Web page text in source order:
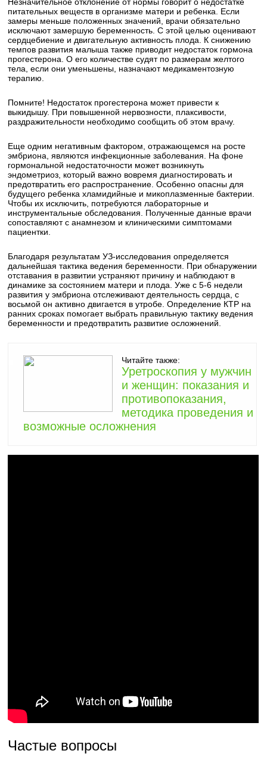
питательных веществ в организме матери и ребенка. Если
замеры меньше положенных значений, врачи обязательно
исключают замершую беременность. С этой целью оценивают
сердцебиение и двигательную активность плода. К снижению
темпов развития малыша также приводит недостаток гормона
прогестерона. О его количестве судят по размерам желтого
тела, если они уменьшены, назначают медикаментозную
терапию.
Помните! Недостаток прогестерона может привести к
выкидышу. При повышенной нервозности, плаксивости,
раздражительности необходимо сообщить об этом врачу.
Еще одним негативным фактором, отражающемся на росте
эмбриона, являются инфекционные заболевания. На фоне
гормональной недостаточности может возникнуть
эндометриоз, который важно вовремя диагностировать и
предотвратить его распространение. Особенно опасны для
будущего ребенка хламидийные и микоплазменные бактерии.
Чтобы их исключить, потребуются лабораторные и
инструментальные обследования. Полученные данные врачи
сопоставляют с анамнезом и клиническими симптомами
пациентки.
Благодаря результатам УЗ-исследования определяется
дальнейшая тактика ведения беременности. При обнаружении
отставания в развитии устраняют причину и наблюдают в
динамике за состоянием матери и плода. Уже с 5-6 недели
развития у эмбриона отслеживают деятельность сердца, с
восьмой он активно двигается в утробе. Определение КТР на
ранних сроках помогает выбрать правильную тактику ведения
беременности и предотвратить развитие осложнений.
Читайте также:
Уретроскопия у мужчин
и женщин: показания и
противопоказания,
методика проведения и
возможные осложнения
Частые вопросы